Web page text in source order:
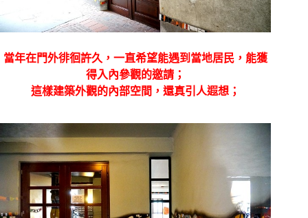
當年在門外徘徊許久，一直希望能遇到當地居民，能獲
得入內參觀的邀請；
這樣建築外觀的內部空間，還真引人遐想；